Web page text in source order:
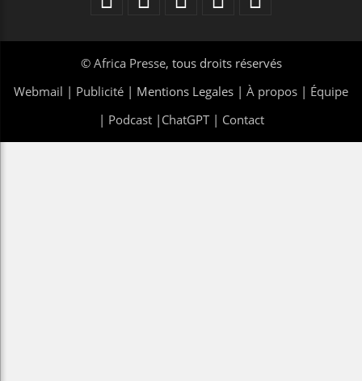
© Africa Presse, tous droits réservés
Webmail | Publicité | Mentions Legales | À propos | Équipe
| Podcast| ChatGPT| Contact